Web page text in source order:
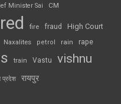
Minister Sai CM
fire fraud High Court
Naxalites petrol rain rape
train Vastu vishnu
प्रदेश रायपुर